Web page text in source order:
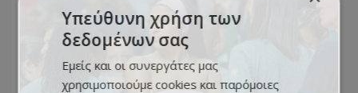
Υπεύθυνη χρήση των
δεδομένων σας
Εμείς και οι συνεργάτες μας
χρησιμοποιούμε cookies και παρόμοιες